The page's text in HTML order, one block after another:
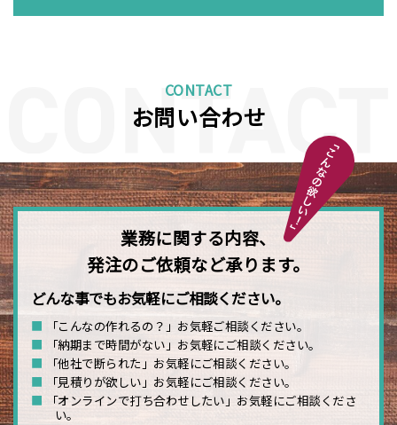
CONTACT
お問い合わせ
業務に関する内容、
発注のご依頼など承ります。
どんな事でもお気軽にご相談ください。
■
「こんなの作れるの？」お気軽ご相談ください。
■
「納期まで時間がない」お気軽にご相談ください。
■
「他社で断られた」お気軽にご相談ください。
■
「見積りが欲しい」お気軽にご相談ください。
■
「オンラインで打ち合わせしたい」お気軽にご相談くださ
い。